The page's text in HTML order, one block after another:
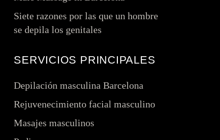
Siete razones por las que un hombre
se depila los genitales
SERVICIOS PRINCIPALES
Depilación masculina Barcelona
Rejuvenecimiento facial masculino
Masajes masculinos